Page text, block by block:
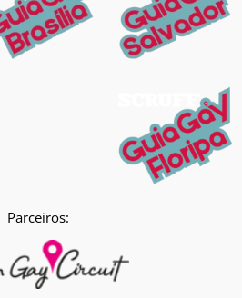
Parceiros: